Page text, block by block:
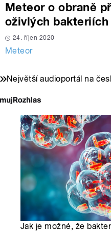
Meteor o obraně
oživlých
24. říjen 2020
Meteor
Největší audioportál na
Jak je možné, že